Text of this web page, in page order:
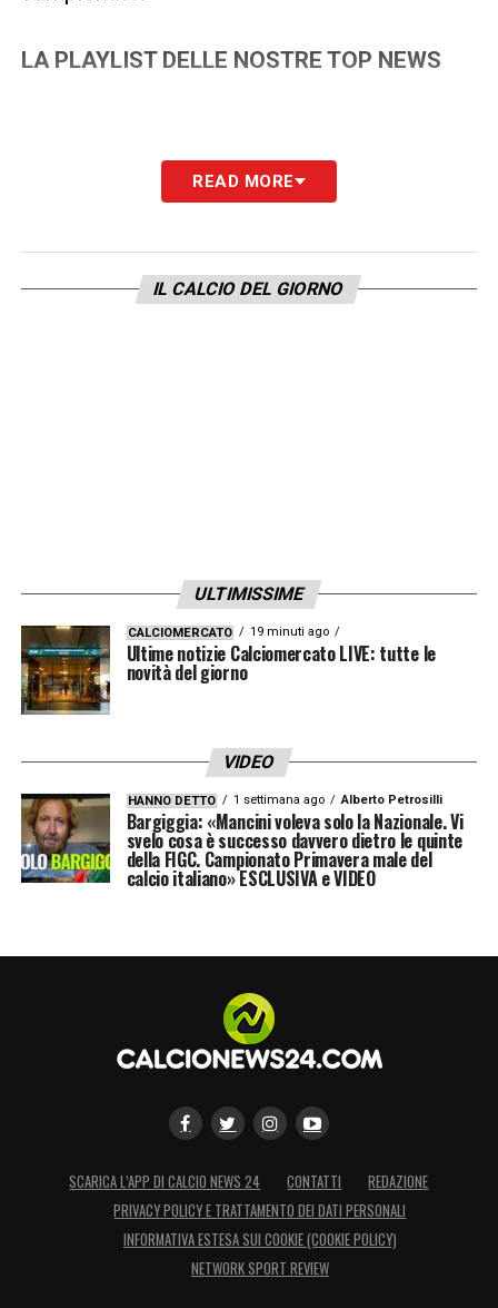
LA PLAYLIST DELLE NOSTRE TOP NEWS
READ MORE
IL CALCIO DEL GIORNO
ULTIMISSIME
CALCIOMERCATO 19 minuti ago
Ultime notizie Calciomercato LIVE: tutte le
novità del giorno
VIDEO
HANNO DETTO 1 settimana ago Alberto Petrosilli
Bargiggia: «Mancini voleva solo la Nazionale. Vi
svelo cosa è successo davvero dietro le quinte
della FIGC. Campionato Primavera male del
calcio italiano» ESCLUSIVA e VIDEO
SCARICA L’APP DI CALCIO NEWS 24 CONTATTI
REDAZIONE
PRIVACY POLICY E TRATTAMENTO DEI DATI PERSONALI
INFORMATIVA ESTESA SUI COOKIE (COOKIE POLICY)
NETWORK SPORT REVIEW